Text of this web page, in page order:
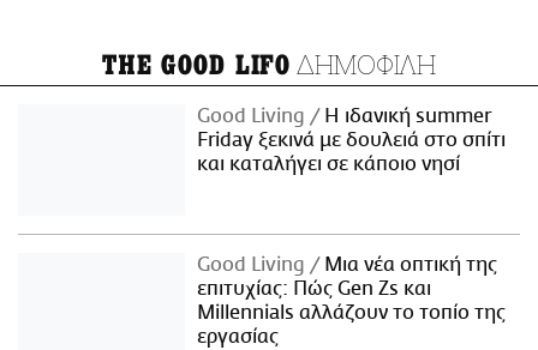
THE GOOD LIFO ΔΗΜΟΦΙΛΗ
Good Living
Η ιδανική summer
Friday ξεκινά με δουλειά στο σπίτι
και καταλήγει σε κάποιο νησί
Good Living
Μια νέα οπτική της
επιτυχίας: Πώς Gen Zs και
Millennials αλλάζουν το τοπίο της
εργασίας